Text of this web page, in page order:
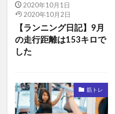
2020年10月1日
2020年10月2日
【ランニング日記】9月
の走行距離は153キロで
した
筋トレ